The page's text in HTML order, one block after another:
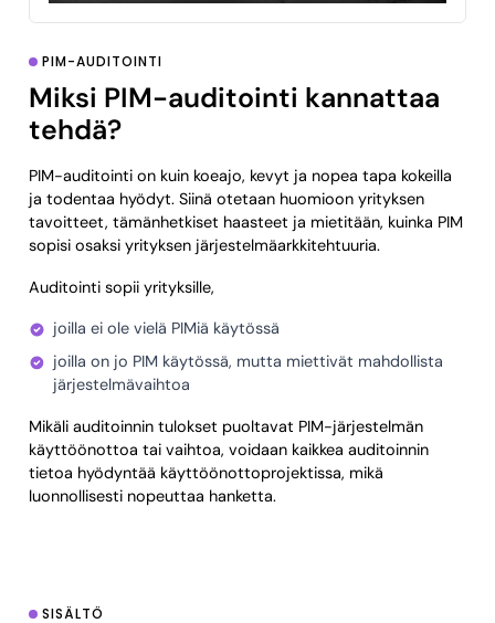
PIM-AUDITOINTI
Miksi PIM-auditointi kannattaa
tehdä?
PIM-auditointi on kuin koeajo, kevyt ja nopea tapa kokeilla
ja todentaa hyödyt. Siinä otetaan huomioon yrityksen
tavoitteet, tämänhetkiset haasteet ja mietitään, kuinka PIM
sopisi osaksi yrityksen järjestelmäarkkitehtuuria.
Auditointi sopii yrityksille,
joilla ei ole vielä PIMiä käytössä
joilla on jo PIM käytössä, mutta miettivät mahdollista
järjestelmävaihtoa
Mikäli auditoinnin tulokset puoltavat PIM-järjestelmän
käyttöönottoa tai vaihtoa, voidaan kaikkea auditoinnin
tietoa hyödyntää käyttöönottoprojektissa, mikä
luonnollisesti nopeuttaa hanketta.
SISÄLTÖ